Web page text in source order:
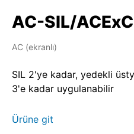
AC-SIL/
AC (ekranlı)
SIL 2'ye kadar, yedekli
3'e kadar uygulanabilir
Ürüne git